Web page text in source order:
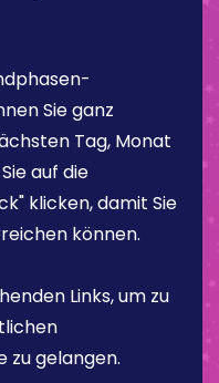
Sie ganz
Tag, Monat
auf die
klicken, damit Sie
können.
Links, um zu
zu gelangen.